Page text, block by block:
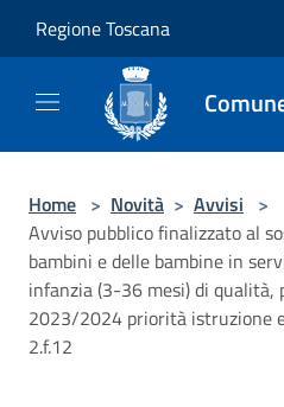
Regione Toscana
Home > Novità > Avvisi >
Avviso pubblico finalizzato al
bambini e delle bambine in
infanzia (3-36 mesi) di qualità,
2023/2024 priorità istruzione
2.f.12